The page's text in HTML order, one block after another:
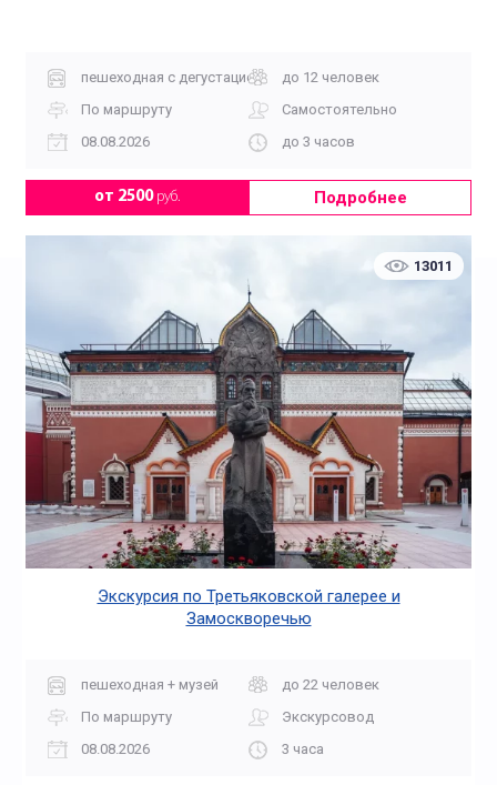
пешеходная с дегустацией
до 12 человек
По маршруту
Самостоятельно
08.08.2026
до 3 часов
от 2500руб. Подробнее
13011
Экскурсия по Третьяковской галерее и
Замоскворечью
пешеходная + музей
до 22 человек
По маршруту
Экскурсовод
08.08.2026
3 часа